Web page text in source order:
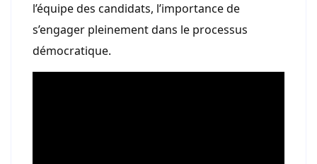
l’équipe des candidats, l’importance de
s’engager pleinement dans le processus
démocratique.